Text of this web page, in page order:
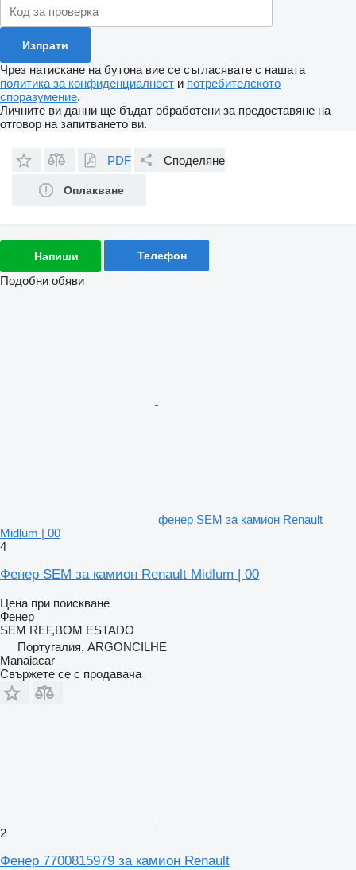
Чрез натискане на бутона вие се съгласявате с нашата
политика за конфиденциалност и потребителското
споразумение.
Личните ви данни ще бъдат обработени за предоставяне на
отговор на запитването ви.
PDF Споделяне
Оплакване
Напиши Телефон
Подобни обяви
фенер SEM за камион Renault
Midlum | 00
4
Фенер SEM за камион Renault Midlum | 00
Цена при поискване
Фенер
SEM REF,BOM ESTADO
Португалия, ARGONCILHE
Manaiacar
Свържете се с продавача
2
Фенер 7700815979 за камион Renault